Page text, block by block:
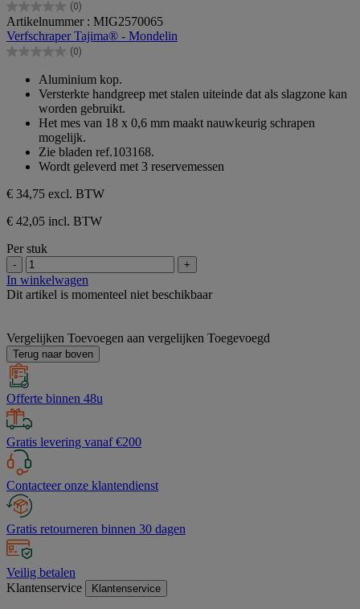
(0)
0.0
van
de
5
Artikelnummer : MIG2570065
Verfschraper Tajima® - Mondelin
(0)
0.0
sterren.
Aluminium kop.
Versterkte handgreep met stalen uiteinde dat als slagzone kan
worden gebruikt.
Het mes van 18 x 0,6 mm maakt nauwkeurig schrapen
mogelijk.
Zie bladen ref.103168.
Wordt geleverd met 3 reservemessen
€ 34,75 excl. BTW
€ 42,05 incl. BTW
Per stuk
- +
In winkelwagen
Dit artikel is momenteel niet beschikbaar
Vergelijken Toevoegen aan vergelijken Toegevoegd
Terug naar boven
Offerte binnen 48u
Gratis levering vanaf €200
Contacteer onze klantendienst
Gratis retourneren binnen 30 dagen
Veilig betalen
Klantenservice
Klantenservice